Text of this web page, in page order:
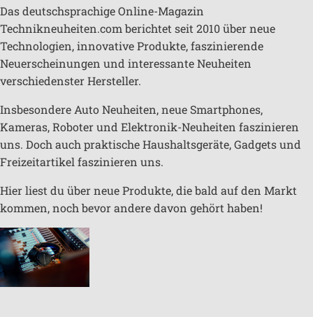
Das deutschsprachige Online-Magazin
Technikneuheiten.com berichtet seit 2010 über neue
Technologien, innovative Produkte, faszinierende
Neuerscheinungen und interessante Neuheiten
verschiedenster Hersteller.
Insbesondere Auto Neuheiten, neue Smartphones,
Kameras, Roboter und Elektronik-Neuheiten faszinieren
uns. Doch auch praktische Haushaltsgeräte, Gadgets und
Freizeitartikel faszinieren uns.
Hier liest du über neue Produkte, die bald auf den Markt
kommen, noch bevor andere davon gehört haben!